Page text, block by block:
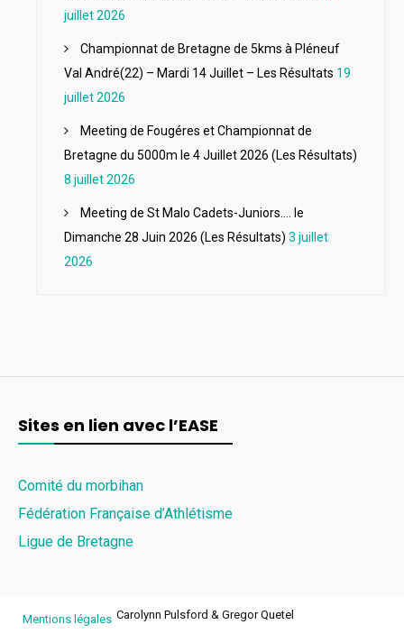
juillet 2026
Championnat de Bretagne de 5kms à Pléneuf
Val André(22) – Mardi 14 Juillet – Les Résultats 19
juillet 2026
Meeting de Fougéres et Championnat de
Bretagne du 5000m le 4 Juillet 2026 (Les Résultats)
8 juillet 2026
Meeting de St Malo Cadets-Juniors…. le
Dimanche 28 Juin 2026 (Les Résultats) 3 juillet
2026
Sites en lien avec l’EASE
Comité du morbihan
Fédération Française d’Athlétisme
Ligue de Bretagne
Mentions légales Carolynn Pulsford & Gregor Quetel